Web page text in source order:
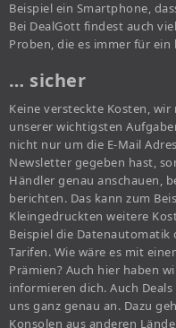
Beispiel ein Smartphone,
Bei DealGott findest auch
Proben, die es immer für
… sicher
Keine versteckte Kosten,
unserer wichtigsten
nicht nur um die E-Mail
Newsletter gegeben hast,
Händler genau anschauen,
berichten. Das kann zum
Kleingedruckten weitere
Beispiel die
Tarifen. Wie wäre es mit
Prämien? Auch hier haben
informieren dich. Auch
uns ganz genau an. Dazu
Konsolen aus anderen